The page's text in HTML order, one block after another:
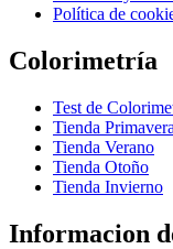
Política de
Colorimetría
Test de
Tienda Primavera
Tienda Verano
Tienda Otoño
Tienda Invierno
Informacion